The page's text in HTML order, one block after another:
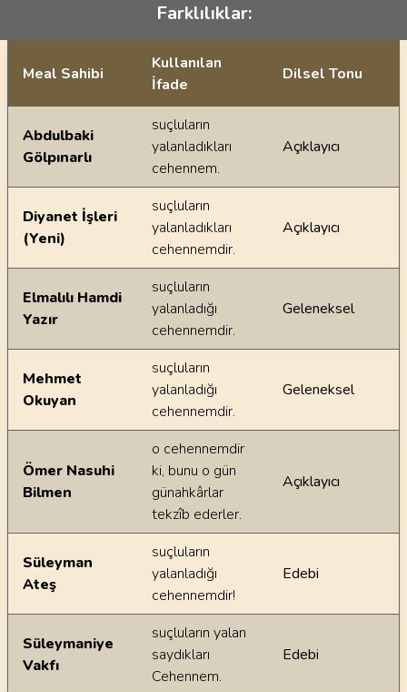
Farklılıklar:
Ayetin meallerindeki dilsel farklılıklar
Meal Sahibi
Kullanılan
İfade
Dilsel Tonu
Abdulbaki
Gölpınarlı
suçluların
yalanladıkları
cehennem.
Açıklayıcı
Diyanet İşleri
(Yeni)
suçluların
yalanladıkları
cehennemdir.
Açıklayıcı
Elmalılı Hamdi
Yazır
suçluların
yalanladığı
cehennemdir.
Geleneksel
Mehmet
Okuyan
suçluların
yalanladığı
cehennemdir.
Geleneksel
Ömer Nasuhi
Bilmen
o cehennemdir
ki, bunu o gün
günahkârlar
tekzîb ederler.
Açıklayıcı
Süleyman
Ateş
suçluların
yalanladığı
cehennemdir!
Edebi
Süleymaniye
Vakfı
suçluların yalan
saydıkları
Cehennem.
Edebi